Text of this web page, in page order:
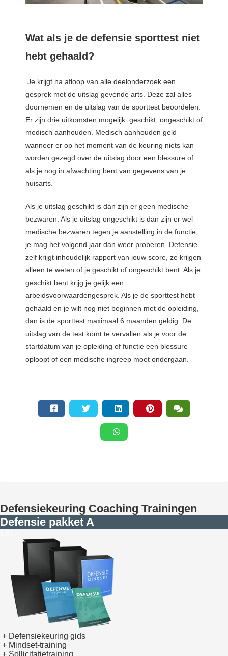
Wat als je de defensie sporttest niet
hebt gehaald?
Je krijgt na afloop van alle deelonderzoek een
gesprek met de uitslag gevende arts. Deze zal alles
doornemen en de uitslag van de sporttest beoordelen.
Er zijn drie uitkomsten mogelijk: geschikt, ongeschikt of
medisch aanhouden. Medisch aanhouden geld
wanneer er op het moment van de keuring niets kan
worden gezegd over de uitslag door een blessure of
als je nog in afwachting bent van gegevens van je
huisarts.
Als je uitslag geschikt is dan zijn er geen medische
bezwaren. Als je uitslag ongeschikt is dan zijn er wel
medische bezwaren tegen je aanstelling in de functie,
je mag het volgend jaar dan weer proberen. Defensie
zelf krijgt inhoudelijk rapport van jouw score, ze krijgen
alleen te weten of je geschikt of ongeschikt bent. Als je
geschikt bent krijg je gelijk een
arbeidsvoorwaardengesprek. Als je de sporttest hebt
gehaald en je wilt nog niet beginnen met de opleiding,
dan is de sporttest maximaal 6 maanden geldig. De
uitslag van de test komt te vervallen als je voor de
startdatum van je opleiding of functie een blessure
oploopt of een medische ingreep moet ondergaan.
Defensiekeuring Coaching Trainingen
Defensie pakket A
+ Defensiekeuring gids
+ Mindset-training
+ Sollicitatietraining